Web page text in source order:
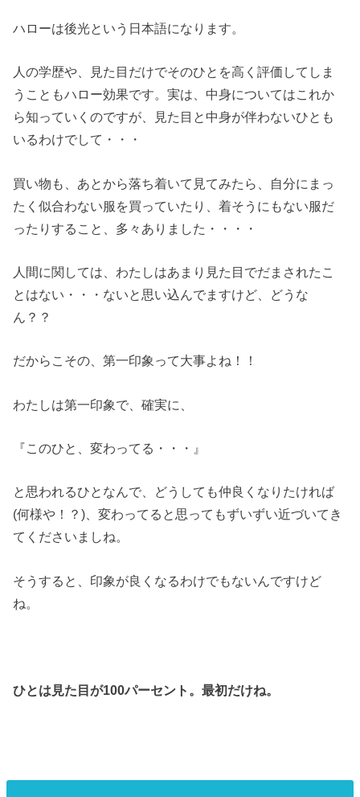
ハローは後光という日本語になります。
人の学歴や、見た目だけでそのひとを高く評価してしま
うこともハロー効果です。実は、中身についてはこれか
ら知っていくのですが、見た目と中身が伴わないひとも
いるわけでして・・・
買い物も、あとから落ち着いて見てみたら、自分にまっ
たく似合わない服を買っていたり、着そうにもない服だ
ったりすること、多々ありました・・・・
人間に関しては、わたしはあまり見た目でだまされたこ
とはない・・・ないと思い込んでますけど、どうな
ん？？
だからこその、第一印象って大事よね！！
わたしは第一印象で、確実に、
『このひと、変わってる・・・』
と思われるひとなんで、どうしても仲良くなりたければ
(何様や！？)、変わってると思ってもずいずい近づいてき
てくださいましね。
そうすると、印象が良くなるわけでもないんですけど
ね。
ひとは見た目が100パーセント。最初だけね。